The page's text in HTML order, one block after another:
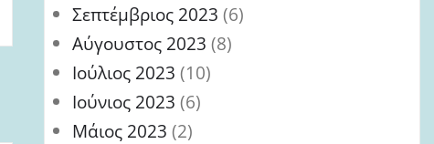
Σεπτέμβριος 2023 (6)
Αύγουστος 2023 (8)
Ιούλιος 2023 (10)
Ιούνιος 2023 (6)
Μάιος 2023 (2)